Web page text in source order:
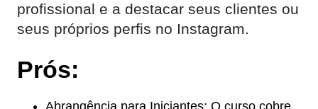
profissional e a destacar seus clientes ou
seus próprios perfis no Instagram.
Prós:
Abrangência para Iniciantes: O curso cobre